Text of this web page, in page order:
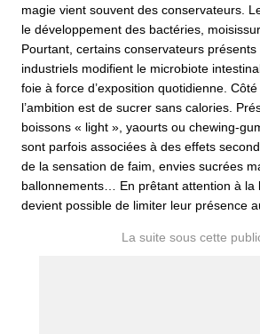
magie vient souvent des conservateurs.
le développement des bactéries,
Pourtant, certains conservateurs
industriels modifient le microbiote
foie à force d’exposition quotidienne. Côté
l’ambition est de sucrer sans calories.
boissons « light », yaourts ou chewing-
sont parfois associées à des effets
de la sensation de faim, envies sucrées
ballonnements… En prêtant attention à la
devient possible de limiter leur présence